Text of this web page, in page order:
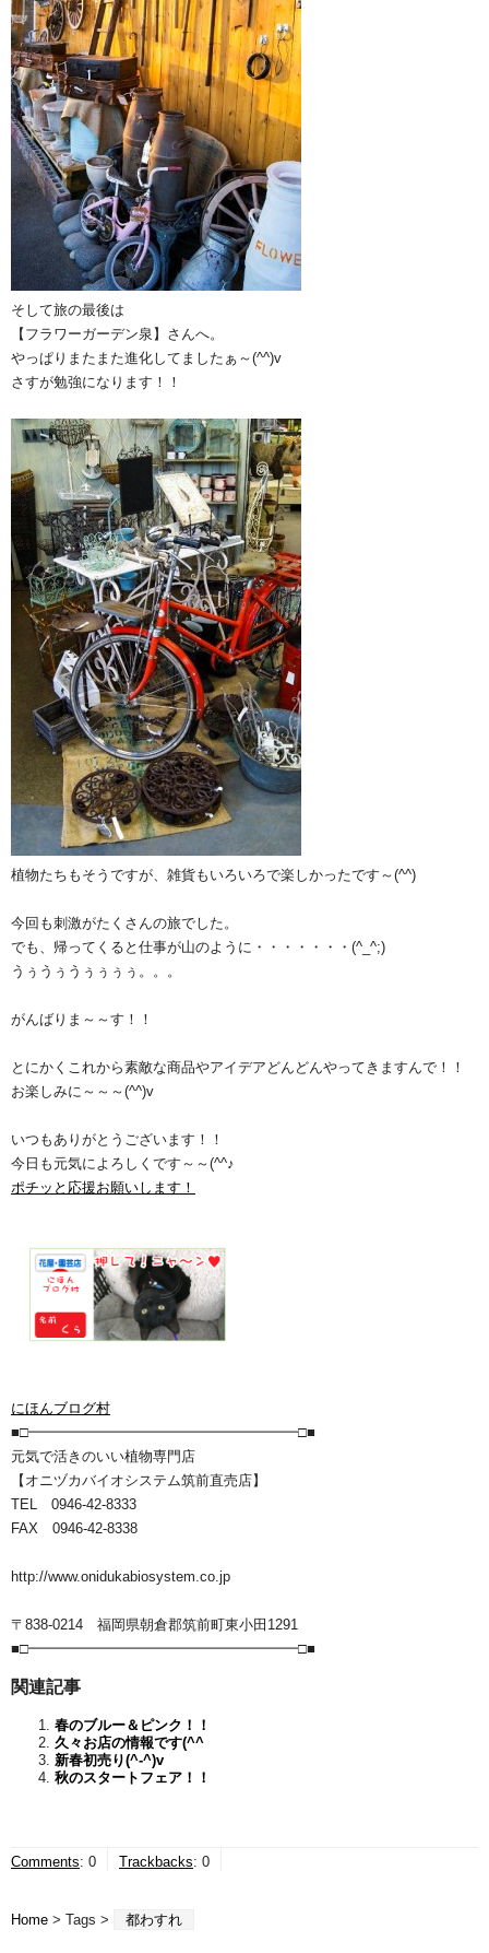
そして旅の最後は
【フラワーガーデン泉】さんへ。
やっぱりまたまた進化してましたぁ～(^^)v
さすが勉強になります！！
植物たちもそうですが、雑貨もいろいろで楽しかったです～(^^)
今回も刺激がたくさんの旅でした。
でも、帰ってくると仕事が山のように・・・・・・・(^_^;)
うぅうぅうぅぅぅぅ。。。
がんばりま～～す！！
とにかくこれから素敵な商品やアイデアどんどんやってきますんで！！
お楽しみに～～～(^^)v
いつもありがとうございます！！
今日も元気によろしくです～～(^^♪
ポチッと応援お願いします！
にほんブログ村
■□━━━━━━━━━━━━━━━━━━━□■
元気で活きのいい植物専門店
【オニヅカバイオシステム筑前直売店】
TEL 0946-42-8333
FAX 0946-42-8338
http://www.onidukabiosystem.co.jp
〒838-0214 福岡県朝倉郡筑前町東小田1291
■□━━━━━━━━━━━━━━━━━━━□■
関連記事
春のブルー＆ピンク！！
久々お店の情報です(^^ゞ
新春初売り(^-^)v
秋のスタートフェア！！
Comments: 0 Trackbacks: 0
Home > Tags > 都わすれ